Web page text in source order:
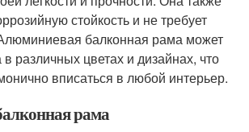
стойкость и не требует
балконная рама может
в различных цветах и дизайнах, что
вписаться в любой интерьер.
рама